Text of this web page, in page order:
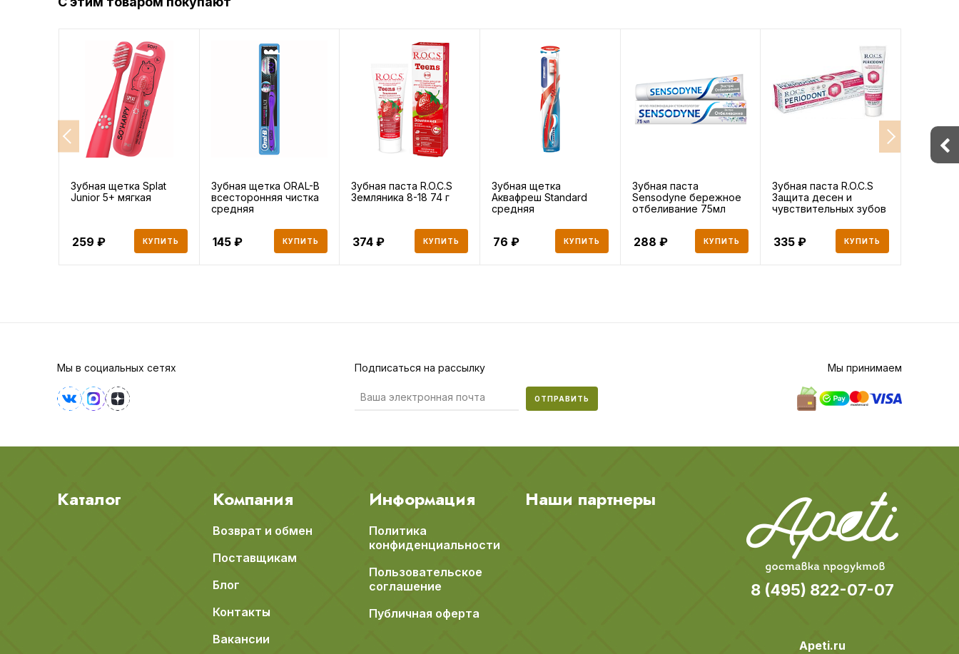
Зубная щетка Splat
Junior 5+ мягкая
259 КУПИТЬ
Зубная щетка ORAL-B
всесторонняя чистка
средняя
145 КУПИТЬ
Зубная паста R.O.C.S
Земляника 8-18 74 г
374 КУПИТЬ
Зубная щетка
Аквафреш Standard
средняя
76 КУПИТЬ
Зубная паста
Sensodyne бережное
отбеливание 75мл
288 КУПИТЬ
Зубная паста R.O.C.S
Защита десен и
чувствительных зубов
335 КУПИТЬ
Мы в социальных сетях Подписаться на рассылку
ОТПРАВИТЬ
Мы принимаем
Каталог Компания
Возврат и обмен
Поставщикам
Блог
Контакты
Вакансии
Информация
Политика
конфиденциальности
Пользовательское
соглашение
Публичная оферта
Наши партнеры
8 (495) 822-07-07
Apeti.ru